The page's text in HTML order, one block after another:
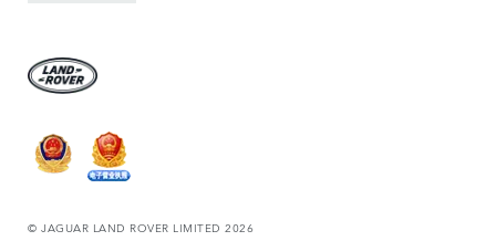
© JAGUAR LAND ROVER LIMITED 2026